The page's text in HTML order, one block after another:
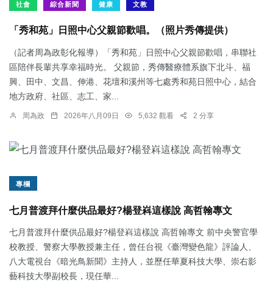
社會 綜合新聞 健康 文教
「秀和苑」日照中心父親節歡唱。（照片秀傳提供）
（記者周為政彰化報導）「秀和苑」日照中心父親節歡唱，串聯社
區陪伴長輩共享幸福時光。 父親節，秀傳醫療體系旗下北斗、福
興、田中、文昌、伸港、花壇和溪州等七處秀和苑日照中心，結合
地方政府、社區、志工、家...
周為政 2026年八月09日 5,632 觀看 2 分享
專欄
七月普渡拜什麼供品最好?楊登嵙這樣說 高哲翰專文
七月普渡拜什麼供品最好?楊登嵙這樣說 高哲翰專文 前中央警官學
校教授、警察大學教授兼主任，曾任台視《臺灣變色龍》評論人、
八大電視台《暗光鳥新聞》主持人，並歷任華夏科技大學、崇右影
藝科技大學副校長，現任華...